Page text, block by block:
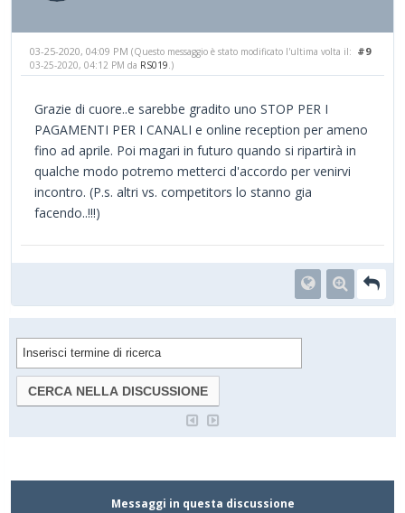
#9
03-25-2020, 04:09 PM (Questo messaggio è stato modificato l'ultima volta il:
03-25-2020, 04:12 PM da RS019 .)
Grazie di cuore..e sarebbe gradito uno STOP PER I
PAGAMENTI PER I CANALI e online reception per ameno
fino ad aprile. Poi magari in futuro quando si ripartirà in
qualche modo potremo metterci d'accordo per venirvi
incontro. (P.s. altri vs. competitors lo stanno gia
facendo..!!!)
Messaggi in questa discussione